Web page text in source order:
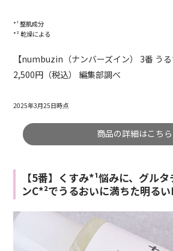
*¹ 整肌成分
*² 乾燥による
【numbuzin（ナンバーズイン） 3番 うる
2,500円（税込） 編集部調べ
2025年3月25日時点
商品の詳細はこちら
【5番】くすみ*¹悩みに、グル
ンC*²でうるおいに満ちた明る